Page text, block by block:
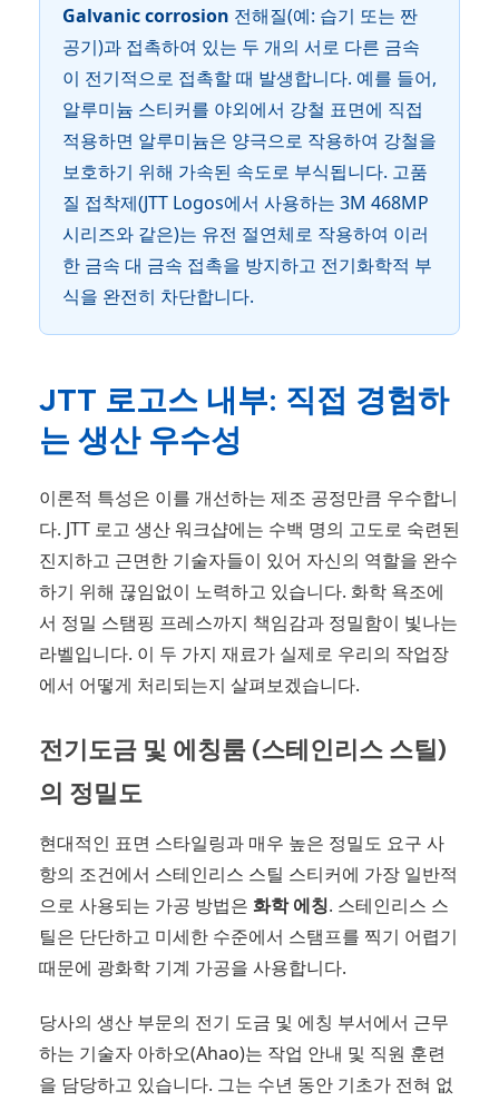
Galvanic corrosion 전해질(예: 습기 또는 짠
공기)과 접촉하여 있는 두 개의 서로 다른 금속
이 전기적으로 접촉할 때 발생합니다. 예를 들어,
알루미늄 스티커를 야외에서 강철 표면에 직접
적용하면 알루미늄은 양극으로 작용하여 강철을
보호하기 위해 가속된 속도로 부식됩니다. 고품
질 접착제(JTT Logos에서 사용하는 3M 468MP
시리즈와 같은)는 유전 절연체로 작용하여 이러
한 금속 대 금속 접촉을 방지하고 전기화학적 부
식을 완전히 차단합니다.
JTT 로고스 내부: 직접 경험하
는 생산 우수성
이론적 특성은 이를 개선하는 제조 공정만큼 우수합니
다. JTT 로고 생산 워크샵에는 수백 명의 고도로 숙련된
진지하고 근면한 기술자들이 있어 자신의 역할을 완수
하기 위해 끊임없이 노력하고 있습니다. 화학 욕조에
서 정밀 스탬핑 프레스까지 책임감과 정밀함이 빛나는
라벨입니다. 이 두 가지 재료가 실제로 우리의 작업장
에서 어떻게 처리되는지 살펴보겠습니다.
전기도금 및 에칭룸 (스테인리스 스틸)
의 정밀도
현대적인 표면 스타일링과 매우 높은 정밀도 요구 사
항의 조건에서 스테인리스 스틸 스티커에 가장 일반적
으로 사용되는 가공 방법은 화학 에칭. 스테인리스 스
틸은 단단하고 미세한 수준에서 스탬프를 찍기 어렵기
때문에 광화학 기계 가공을 사용합니다.
당사의 생산 부문의 전기 도금 및 에칭 부서에서 근무
하는 기술자 아하오(Ahao)는 작업 안내 및 직원 훈련
을 담당하고 있습니다. 그는 수년 동안 기초가 전혀 없